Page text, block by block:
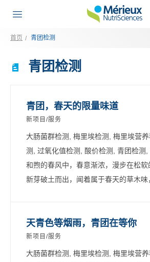
首页 青团检测
青团检测
青团，春天的限量味道
新项目/服务
大肠菌群检测, 梅里埃检测, 梅里埃营
测, 过氧化值检测, 酸价检测, 青团检测,
和煦的春风中，春意渐浓，漫步在松软
新芽破土而出，闻着属于春天的草木味
天青色等烟雨，青团在等你
新项目/服务
大肠菌群检测, 梅里埃检测, 梅里埃营